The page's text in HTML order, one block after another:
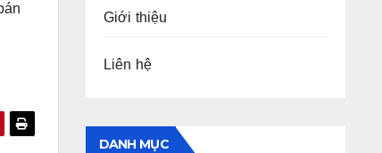
Giới thiệu
Liên hệ
DANH MỤC